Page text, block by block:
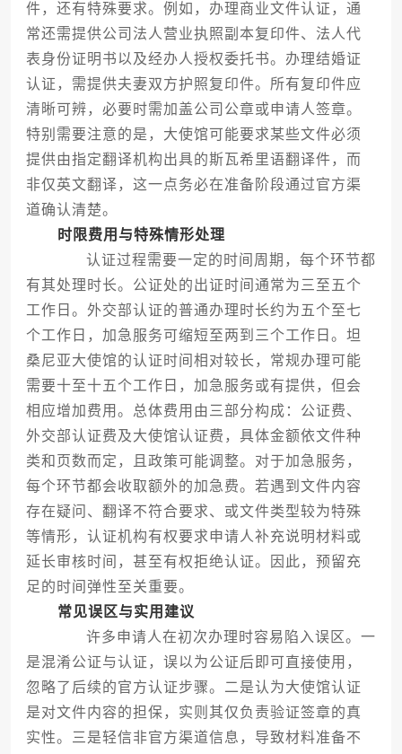
件，还有特殊要求。例如，办理商业文件认证，通
常还需提供公司法人营业执照副本复印件、法人代
表身份证明书以及经办人授权委托书。办理结婚证
认证，需提供夫妻双方护照复印件。所有复印件应
清晰可辨，必要时需加盖公司公章或申请人签章。
特别需要注意的是，大使馆可能要求某些文件必须
提供由指定翻译机构出具的斯瓦希里语翻译件，而
非仅英文翻译，这一点务必在准备阶段通过官方渠
道确认清楚。
时限费用与特殊情形处理
认证过程需要一定的时间周期，每个环节都
有其处理时长。公证处的出证时间通常为三至五个
工作日。外交部认证的普通办理时长约为五个至七
个工作日，加急服务可缩短至两到三个工作日。坦
桑尼亚大使馆的认证时间相对较长，常规办理可能
需要十至十五个工作日，加急服务或有提供，但会
相应增加费用。总体费用由三部分构成：公证费、
外交部认证费及大使馆认证费，具体金额依文件种
类和页数而定，且政策可能调整。对于加急服务，
每个环节都会收取额外的加急费。若遇到文件内容
存在疑问、翻译不符合要求、或文件类型较为特殊
等情形，认证机构有权要求申请人补充说明材料或
延长审核时间，甚至有权拒绝认证。因此，预留充
足的时间弹性至关重要。
常见误区与实用建议
许多申请人在初次办理时容易陷入误区。一
是混淆公证与认证，误以为公证后即可直接使用，
忽略了后续的官方认证步骤。二是认为大使馆认证
是对文件内容的担保，实则其仅负责验证签章的真
实性。三是轻信非官方渠道信息，导致材料准备不